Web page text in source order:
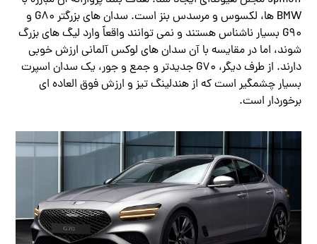
BMW ها، لکسوس و مرسدس بنز است. سدان های بزرگتر G80 و
G90 بسیار ناشناس هستند و نمی توانند واقعاً وارد لیگ های بزرگ
شوند، اما در مقایسه با آن سدان های لوکس آلمانی ارزش خوبی
دارند. از طرف دیگر، G70 جدیدتر و جمع و جور، یک سدان اسپرت
بسیار چشمگیر است که از هندلینگ تیز و ارزش فوق العاده ای
برخوردار است.